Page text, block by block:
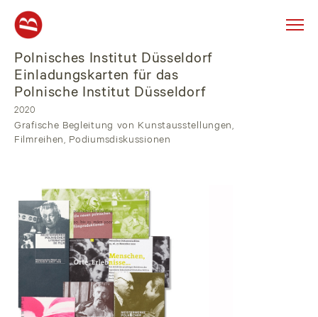
Skip
content
Polnisches Institut Düsseldorf
Einladungskarten für das
Polnische Institut Düsseldorf
2020
Grafische Begleitung von Kunstausstellungen,
Filmreihen, Podiumsdiskussionen